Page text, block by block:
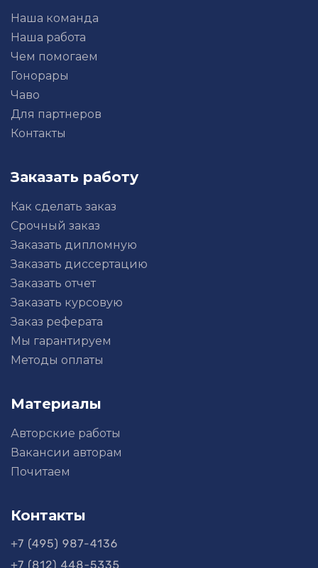
Наша команда
Наша работа
Чем помогаем
Гонорары
Чаво
Для партнеров
Контакты
Заказать работу
Как сделать заказ
Срочный заказ
Заказать дипломную
Заказать диссертацию
Заказать отчет
Заказать курсовую
Заказ реферата
Мы гарантируем
Методы оплаты
Материалы
Авторские работы
Вакансии авторам
Почитаем
Контакты